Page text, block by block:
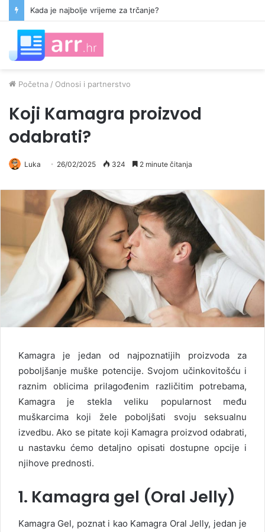
Kada je najbolje vrijeme za trčanje?
Početna / Odnosi i partnerstvo
Koji Kamagra proizvod
odabrati?
Luka 26/02/2025 324 2 minute čitanja
Kamagra je jedan od najpoznatijih proizvoda za
poboljšanje muške potencije. Svojom učinkovitošću i
raznim oblicima prilagođenim različitim potrebama,
Kamagra je stekla veliku popularnost među
muškarcima koji žele poboljšati svoju seksualnu
izvedbu. Ako se pitate koji Kamagra proizvod odabrati,
u nastavku ćemo detaljno opisati dostupne opcije i
njihove prednosti.
1. Kamagra gel (Oral Jelly)
Kamagra Gel, poznat i kao Kamagra Oral Jelly, jedan je